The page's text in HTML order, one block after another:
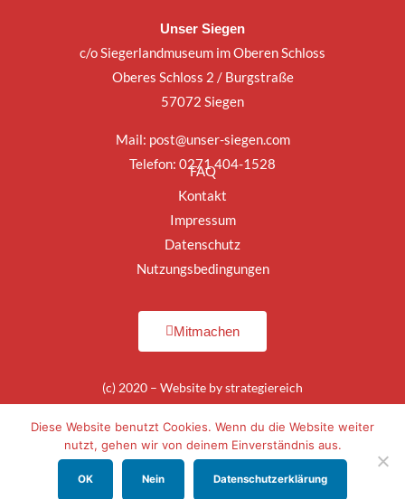
Unser Siegen
c/o Siegerlandmuseum im Oberen Schloss
Oberes Schloss 2 / Burgstraße
57072 Siegen
Mail: post@unser-siegen.com
Telefon: 0271 404-1528
FAQ
Kontakt
Impressum
Datenschutz
Nutzungsbedingungen
(c) 2020 – Website bystrategiereich
Mitmachen
Diese Website benutzt Cookies. Wenn du die Website weiter
nutzt, gehen wir von deinem Einverständnis aus.
OK Nein Datenschutzerklärung